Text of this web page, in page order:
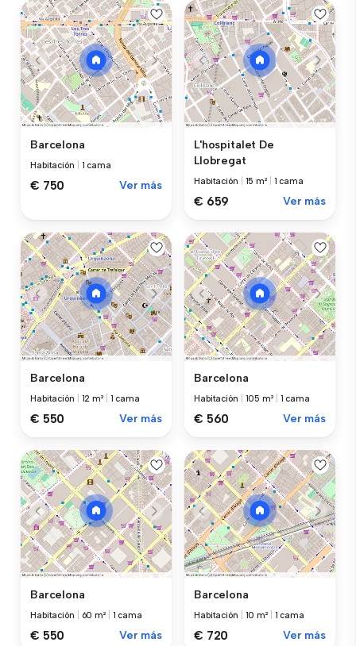
Barcelona
Habitación 1 cama
€ 750 Ver más
L'hospitalet De
Llobregat
Habitación 15 m² 1 cama
€ 659 Ver más
Barcelona
Habitación 12 m² 1 cama
€ 550 Ver más
Barcelona
Habitación 105 m² 1 cama
€ 560 Ver más
Barcelona
Habitación 60 m² 1 cama
€ 550 Ver más
Barcelona
Habitación 10 m² 1 cama
€ 720 Ver más